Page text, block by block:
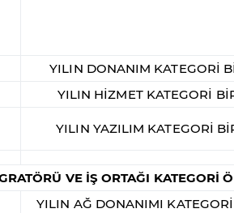
YILIN DONANIM KATEGORİ
YILIN HİZMET KATEGORİ
YILIN YAZILIM KATEGORİ
VE İŞ ORTAĞI KATEGORİ
YILIN AĞ DONANIMI